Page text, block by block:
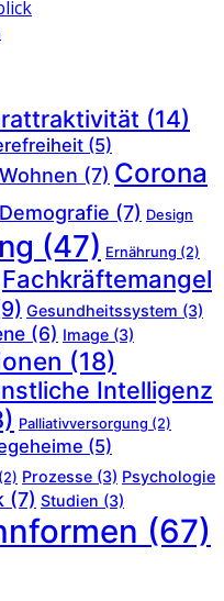
(14)
(5)
(7) Corona
Demografie (7) Design
(47) Ernährung (2)
Fachkräftemangel
Gesundheitssystem (3)
(6) Image (3)
(18)
Intelligenz
Palliativversorgung (2)
(5)
(2) Prozesse (3) Psychologie
(7) Studien (3)
(67)